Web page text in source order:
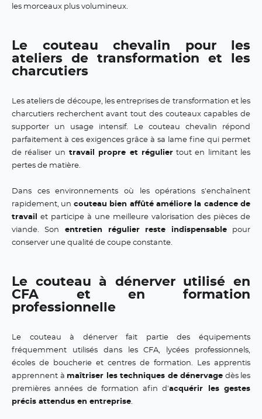
les morceaux plus volumineux.
Le couteau chevalin pour les
ateliers de transformation et les
charcutiers
Les ateliers de découpe, les entreprises de transformation et les
charcutiers recherchent avant tout des couteaux capables de
supporter un usage intensif. Le couteau chevalin répond
parfaitement à ces exigences grâce à sa lame fine qui permet
de réaliser un travail propre et réguliertout en limitant les
pertes de matière.
Dans ces environnements où les opérations s'enchaînent
rapidement, un couteau bien affûté améliore la cadence de
travail
et participe à une meilleure valorisation des pièces de
viande. Son entretien régulier reste indispensable pour
conserver une qualité de coupe constante.
Le couteau à dénerver utilisé en
CFA et en formation
professionnelle
Le couteau à dénerver fait partie des équipements
fréquemment utilisés dans les CFA, lycées professionnels,
écoles de boucherie et centres de formation. Les apprentis
apprennent à maîtriser les techniques de dénervage dès les
premières années de formation afin d'acquérir les gestes
précis attendus en entreprise.